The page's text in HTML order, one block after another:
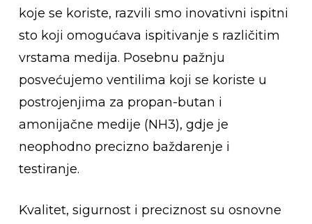
koje se koriste, razvili smo inovativni ispitni
sto koji omogućava ispitivanje s različitim
vrstama medija. Posebnu pažnju
posvećujemo ventilima koji se koriste u
postrojenjima za propan-butan i
amonijačne medije (NH3), gdje je
neophodno precizno baždarenje i
testiranje.
Kvalitet, sigurnost i preciznost su osnovne